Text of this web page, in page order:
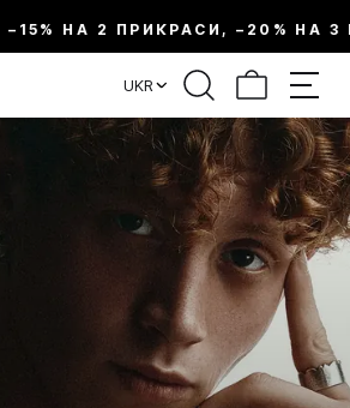
ПРИКРАСИ, –20% НА 3
UKR